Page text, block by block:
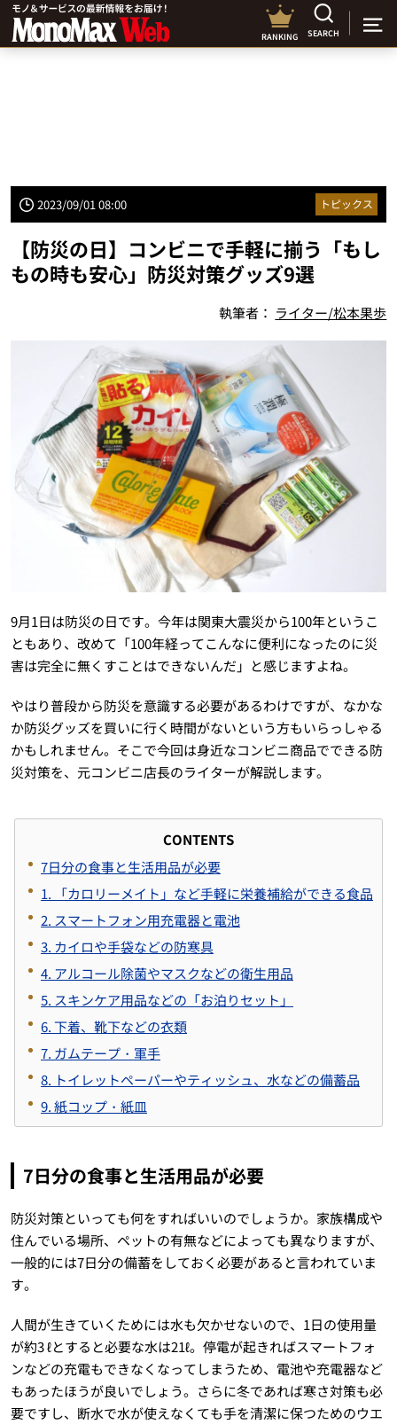
RANKING SEARCH
2023/09/01 08:00 トピックス
【防災の日】コンビニで手軽に揃う「もし
もの時も安心」防災対策グッズ9選
執筆者： ライター/松本果歩
9月1日は防災の日です。今年は関東大震災から100年というこ
ともあり、改めて「100年経ってこんなに便利になったのに災
害は完全に無くすことはできないんだ」と感じますよね。
やはり普段から防災を意識する必要があるわけですが、なかな
か防災グッズを買いに行く時間がないという方もいらっしゃる
かもしれません。そこで今回は身近なコンビニ商品でできる防
災対策を、元コンビニ店長のライターが解説します。
CONTENTS
7日分の食事と生活用品が必要
1. 「カロリーメイト」など手軽に栄養補給ができる食品
2. スマートフォン用充電器と電池
3. カイロや手袋などの防寒具
4. アルコール除菌やマスクなどの衛生用品
5. スキンケア用品などの「お泊りセット」
6. 下着、靴下などの衣類
7. ガムテープ・軍手
8. トイレットペーパーやティッシュ、水などの備蓄品
9. 紙コップ・紙皿
7日分の食事と生活用品が必要
防災対策といっても何をすればいいのでしょうか。家族構成や
住んでいる場所、ペットの有無などによっても異なりますが、
一般的には7日分の備蓄をしておく必要があると言われていま
す。
人間が生きていくためには水も欠かせないので、1日の使用量
が約3 ℓとすると必要な水は21ℓ。停電が起きればスマートフォ
ンなどの充電もできなくなってしまうため、電池や充電器など
もあったほうが良いでしょう。さらに冬であれば寒さ対策も必
要ですし、断水で水が使えなくても手を清潔に保つためのウエ